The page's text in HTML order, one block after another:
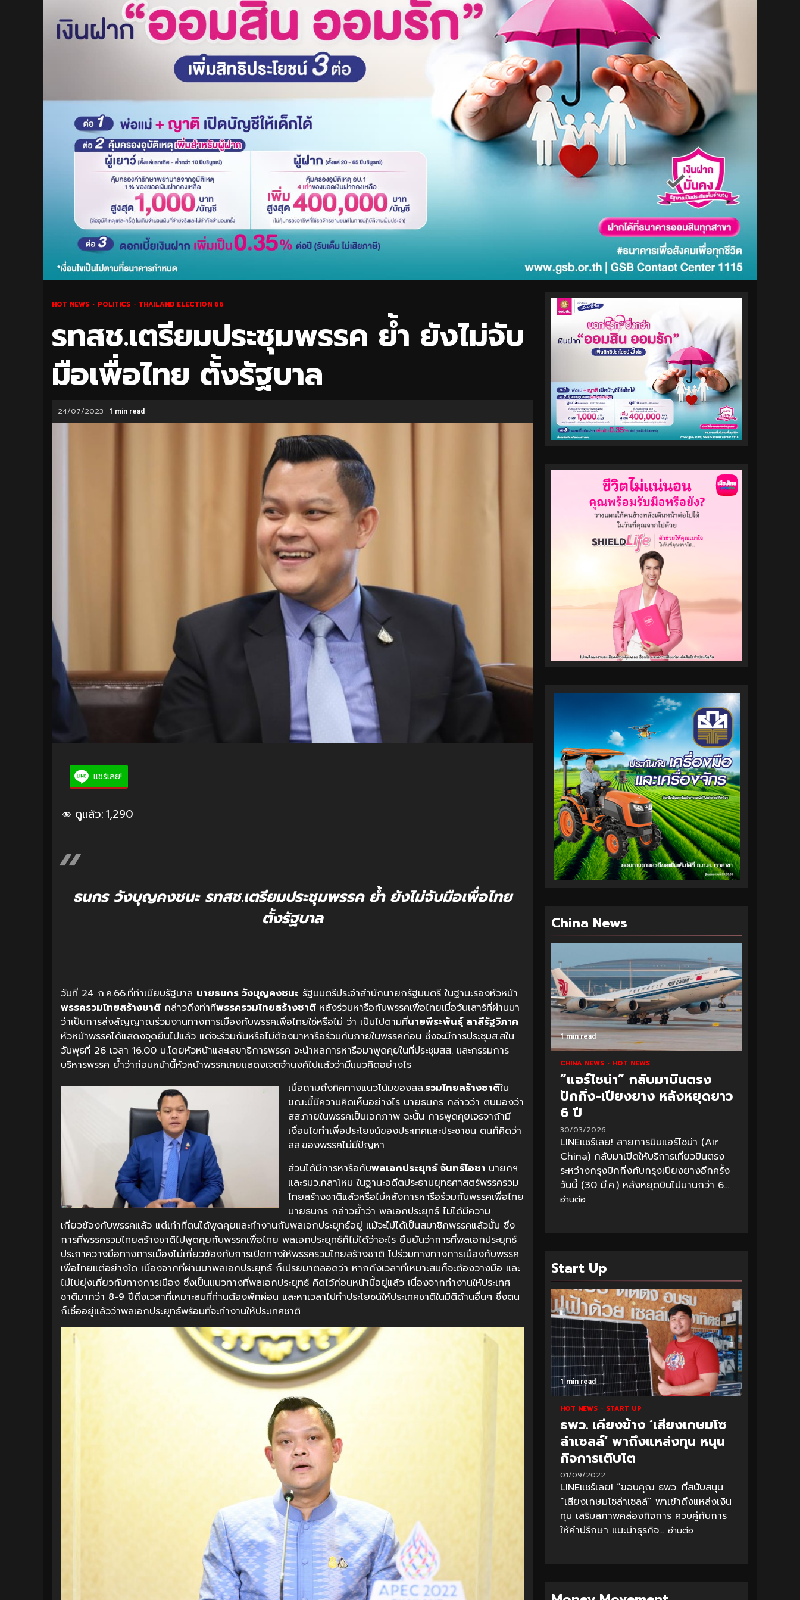
HOT NEWS POLITICS THAILAND ELECTION 66
รทสช.เตรียมประชุมพรรค ย้ำ ยังไม่จับ
มือเพื่อไทย ตั้งรัฐบาล
24/07/2023 1 min read
แชร์เลย!
ดูแล้ว:1,290
ธนกร​ วังบุญคงชนะ รทสช.เตรียมประชุมพรรค ย้ำ ยังไม่จับมือเพื่อไทย
ตั้งรัฐบาล
วันที่ 24 ก.ค.66.ที่ทำเนียบรัฐบาล นายธนกร​ วังบุญคงชนะ ​ รัฐมนตรีประจำสำนักนายกรัฐมนตรี​ ในฐานะรองหัวหน้า
พรรครวมไทยสร้างชาติ​ กล่าวถึงท่าทีพรรครวมไทยสร้างชาติ หลังร่วมหารือกับพรรคเพื่อไทยเมื่อวันเสาร์ที่ผ่านมา
ว่าเป็นการส่งสัญญาณร่วมงานทางการเมืองกับพรรคเพื่อไทยใช่หรือไม่​ ว่า​ เป็นไปตามที่นายพีระพันธุ์​ สาลีรัฐวิภาค
หัวหน้าพรรคได้แสดงจุดยืนไปแล้ว แต่จะร่วมกันหรือไม่ต้องมาหารือร่วมกันภายในพรรคก่อน ซึ่งจะมีการประชุมส.สใน
วันพุธที่ 26 เวลา 16.00 น.​โดยหัวหน้าและเลขาธิการพรรค​ จะนำผลการหารือมาพูดคุยในที่ประชุมสส. และกรรมการ
บริหารพรรค ย้ำว่าก่อนหน้านี้หัวหน้าพรรคเคยแสดงเจตจำนงค์ไปแล้วว่ามีแนวคิดอย่างไร​
เมื่อถามถึงทิศทางแนวโน้มของสส.รวมไทยสร้างชาติใน​
ขณะนี้มีความคิดเห็นอย่างไร นายธนกร กล่าวว่า ตนมองว่า
สส.ภายในพรรคเป็นเอกภาพ​ ฉะนั้น การพูดคุยเจรจาถ้ามี
เงื่อนไขทำเพื่อประโยชน์ของประเทศและประชาชน ตนก็คิดว่า
สส.ของพรรคไม่มีปัญหา
ส่วนได้มีการหารือกับพลเอกประยุทธ์​ จันทร์โอชา​ นายกฯ
และรมว.กลาโหม​ ในฐานะอดีตประธานยุทธศาสตร์พรรครวม
ไทยสร้างชาติแล้วหรือไม่หลังการหารือร่วมกับพรรคเพื่อไทย​
นายธนกร กล่าวย้ำว่า​ พลเอกประยุทธ์​ ไม่ได้มีความ
เกี่ยวข้องกับพรรคแล้ว แต่เท่าที่ตนได้พูดคุยและทำงานกับพลเอกประยุทธ์อยู่​ แม้จะไม่ได้เป็นสมาชิกพรรคแล้วนั้น​ ซึ่ง
การที่พรรครวมไทยสร้างชาติไปพูดคุยกับพรรคเพื่อไทย พลเอกประยุทธ์ก็ไม่ได้ว่าอะไร ยืนยันว่าการที่พลเอกประยุทธ์
ประกาศวางมือทางการเมืองไม่เกี่ยวข้องกับการเปิดทางให้พรรครวมไทยสร้างชาติ ไปร่วมทางทางการเมืองกับพรรค
เพื่อไทยแต่อย่างใด​ เนื่องจากที่ผ่านมาพลเอกประยุทธ์ ก็เปรยมาตลอดว่า หากถึงเวลาที่เหมาะสมก็จะต้องวางมือ และ
ไม่ไปยุ่งเกี่ยวกับทางการเมือง ซึ่งเป็นแนวทางที่พลเอกประยุทธ์ คิดไว้ก่อนหน้านี้อยู่แล้ว เนื่องจากทำงานให้ประเทศ
ชาติมากว่า 8-9 ปีถึงเวลาที่เหมาะสมที่ท่านต้องพักผ่อน และหาเวลาไปทำประโยชน์ให้ประเทศชาติในมิติด้านอื่นๆ ซึ่งตน
ก็เชื่ออยู่แล้วว่าพลเอกประยุทธ์พร้อมที่จะทำงานให้ประเทศชาติ
China News
1 min read
CHINA NEWS HOT NEWS
“แอร์ไชน่า” กลับมาบินตรง
ปักกิ่ง-เปียงยาง หลังหยุดยาว
6 ปี
30/03/2026
LINEแชร์เลย! สายการบินแอร์ไชน่า (Air
China) กลับมาเปิดให้บริการเที่ยวบินตรง
ระหว่างกรุงปักกิ่งกับกรุงเปียงยางอีกครั้ง
วันนี้ (30 มี.ค.) หลังหยุดบินไปนานกว่า 6...
อ่านต่อ
Start Up
1 min read
HOT NEWS START UP
ธพว. เคียงข้าง ‘เสียงเกษมโซ
ล่าเซลล์’ พาถึงแหล่งทุน หนุน
กิจการเติบโต
01/09/2022
LINEแชร์เลย! “ขอบคุณ ธพว. ที่สนับสนุน
“เสียงเกษมโซล่าเซลล์” พาเข้าถึงแหล่งเงิน
ทุน เสริมสภาพคล่องกิจการ ควบคู่กับการ
ให้คำปรึกษา แนะนำธุรกิจ... อ่านต่อ